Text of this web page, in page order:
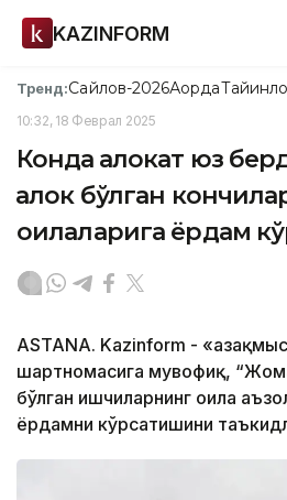
KAZINFORM
Тренд:Сайлов-2026Ақорда
10:32, 18 Феврал 2025
Конда ҳалокат юз
ҳалок бўлган
оилаларига ёрдам
ASTANA. Kazinform -
шартномасига мувофиқ,
бўлган ишчиларнинг оила
ёрдамни кўрсатишини